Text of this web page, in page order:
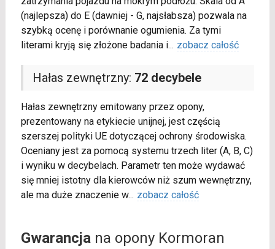
(najlepsza) do E (dawniej - G, najsłabsza) pozwala na
szybką ocenę i porównanie ogumienia. Za tymi
literami kryją się złożone badania i... zobacz całość
Hałas zewnętrzny: 72 decybele
Hałas zewnętrzny emitowany przez opony,
prezentowany na etykiecie unijnej, jest częścią
szerszej polityki UE dotyczącej ochrony środowiska.
Oceniany jest za pomocą systemu trzech liter (A, B, C)
i wyniku w decybelach. Parametr ten może wydawać
się mniej istotny dla kierowców niż szum wewnętrzny,
ale ma duże znaczenie w... zobacz całość
Gwarancjana opony Kormoran